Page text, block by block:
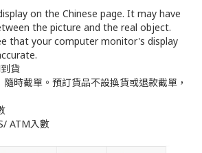
on the Chinese page. It may have
the picture and the real object.
that your computer monitor's display
貨
時截單。預訂貨品不設換貨或退款截單，
ATM入數